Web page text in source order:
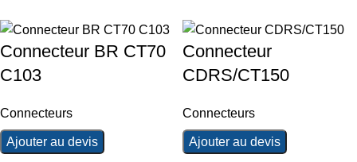
Connecteur BR CT70
C103
Connecteurs
Ajouter au devis
Connecteur
CDRS/CT150
Connecteurs
Ajouter au devis